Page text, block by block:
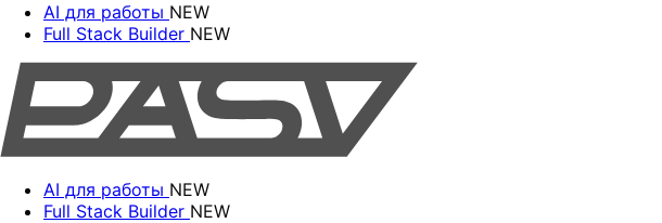
AI для работы NEW
Full Stack Builder NEW
AI для работы NEW
Full Stack Builder NEW